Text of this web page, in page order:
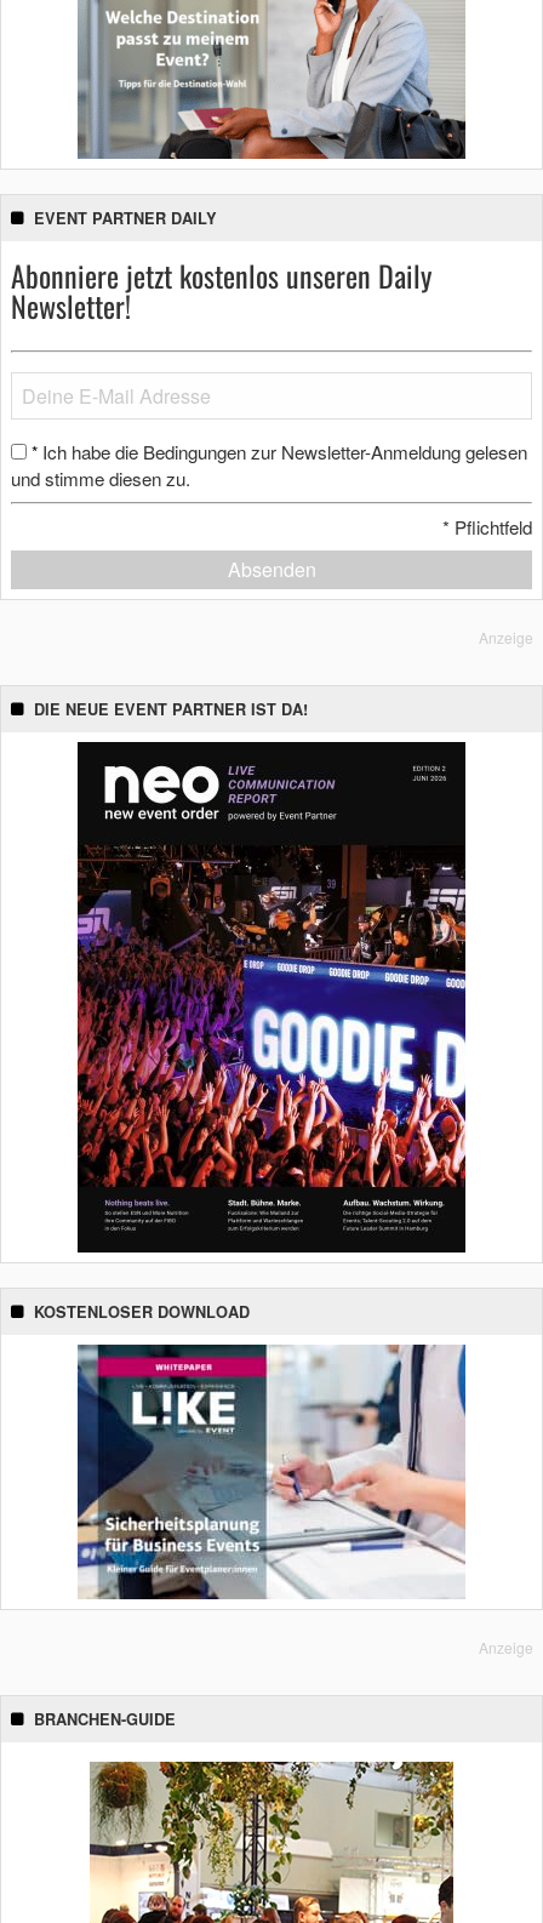
EVENT PARTNER DAILY
Abonniere jetzt kostenlos unseren Daily
Newsletter!
* Ich habe die Bedingungen zur Newsletter-Anmeldung gelesen
und stimme diesen zu.
* Pflichtfeld
Absenden
Anzeige
DIE NEUE EVENT PARTNER IST DA!
KOSTENLOSER DOWNLOAD
Anzeige
BRANCHEN-GUIDE